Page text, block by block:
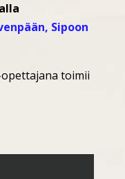
Sipoon
toimii